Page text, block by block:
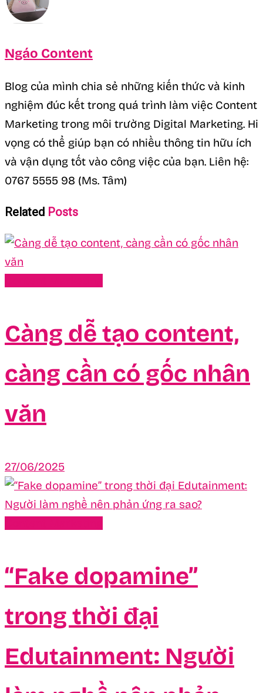
Ngáo Content
Blog của mình chia sẻ những kiến thức và kinh
nghiệm đúc kết trong quá trình làm việc Content
Marketing trong môi trường Digital Marketing. Hi
vọng có thể giúp bạn có nhiều thông tin hữu ích
và vận dụng tốt vào công việc của bạn. Liên hệ:
0767 5555 98 (Ms. Tâm)
Related Posts
Càng dễ tạo content,
càng cần có gốc nhân
văn
27/06/2025
“Fake dopamine”
trong thời đại
Edutainment: Người